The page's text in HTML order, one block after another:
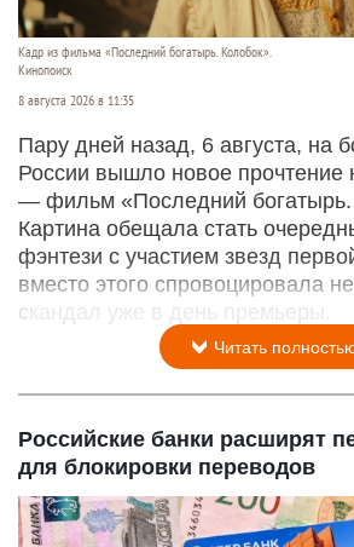
Кадр из фильма «Последний богатырь. Колобок».
Кинопоиск
8 августа 2026 в 11:35
Пару дней назад, 6 августа, на
России вышло новое прочтение
— фильм «Последний богатырь.
Картина обещала стать
фэнтези с участием звезд
вместо этого спровоцировала
скандал уже в день премьеры.
Читать
Российские банки расширят
для блокировки переводов